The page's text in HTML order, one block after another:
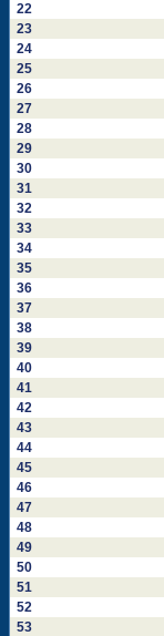
22
23
24
25
26
27
28
29
30
31
32
33
34
35
36
37
38
39
40
41
42
43
44
45
46
47
48
49
50
51
52
53